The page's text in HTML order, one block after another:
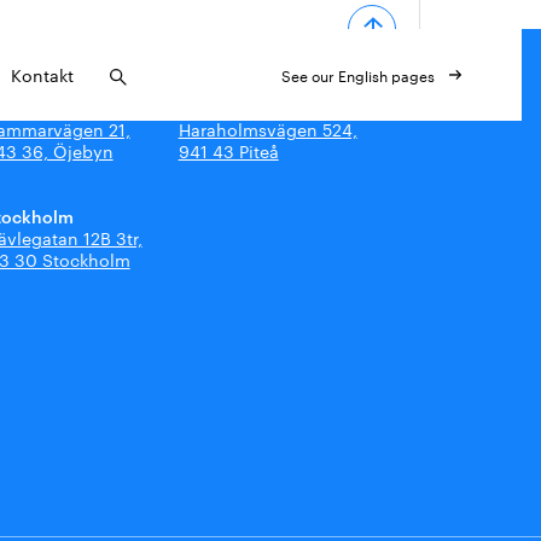
Kontakt See our English pages
21,
36, Öjebyn
Haraholmsvägen 524,
941 43 Piteå
12B 3tr,
30 Stockholm